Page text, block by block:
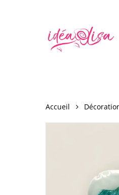
Accueil